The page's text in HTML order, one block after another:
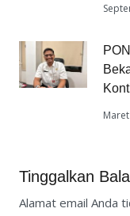
Tinggalkan
Alamat email Anda